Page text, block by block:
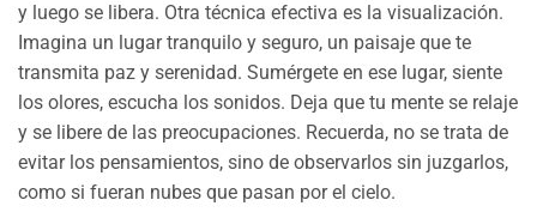
y luego se libera. Otra técnica efectiva es la visualización.
Imagina un lugar tranquilo y seguro, un paisaje que te
transmita paz y serenidad. Sumérgete en ese lugar, siente
los olores, escucha los sonidos. Deja que tu mente se relaje
y se libere de las preocupaciones. Recuerda, no se trata de
evitar los pensamientos, sino de observarlos sin juzgarlos,
como si fueran nubes que pasan por el cielo.